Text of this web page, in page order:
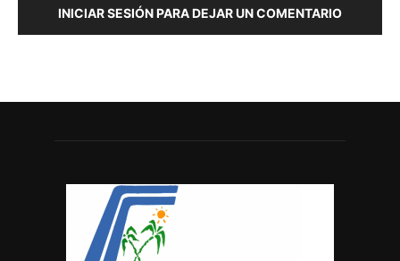
INICIAR SESIÓN PARA DEJAR UN COMENTARIO